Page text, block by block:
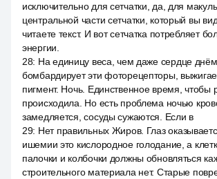
исключительно для сетчатки, да, для
центральной части сетчатки, который вы
читаете текст. И вот сетчатка потребляет
энергии.
28: На единицу веса, чем даже сердце днём
бомбардирует эти фоторецепторы,
пигмент. Ночь. Единственное время, чтобы
происходила. Но есть проблема ночью
замедляется, сосуды сужаются. Если в
29: Нет правильных Жиров. Глаз
ишемии это кислородное голодание, а
палочки и колбочки должны обновляться
строительного материала нет. Старые